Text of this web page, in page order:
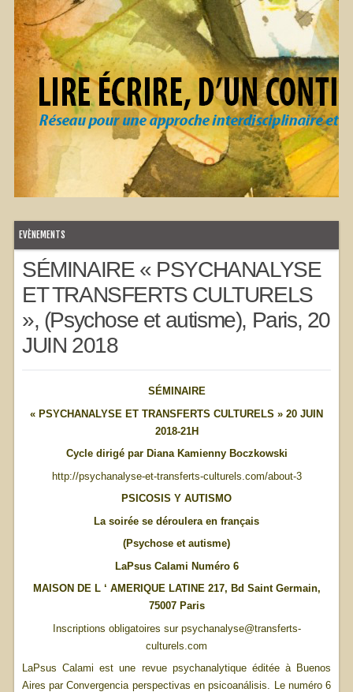
EVÈNEMENTS
SÉMINAIRE « PSYCHANALYSE
ET TRANSFERTS CULTURELS
», (Psychose et autisme), Paris, 20
JUIN 2018
SÉMINAIRE
« PSYCHANALYSE ET TRANSFERTS CULTURELS » 20 JUIN
2018-21H
Cycle dirigé par Diana Kamienny Boczkowski
http://psychanalyse-et-transferts-culturels.com/about-3
PSICOSIS Y AUTISMO
La soirée se déroulera en français
(Psychose et autisme)
LaPsus Calami Numéro 6
MAISON DE L ‘ AMERIQUE LATINE 217, Bd Saint Germain,
75007 Paris
Inscriptions obligatoires sur psychanalyse@transferts-
culturels.com
LaPsus Calami est une revue psychanalytique éditée à Buenos
Aires par Convergencia perspectivas en psicoanálisis. Le numéro 6